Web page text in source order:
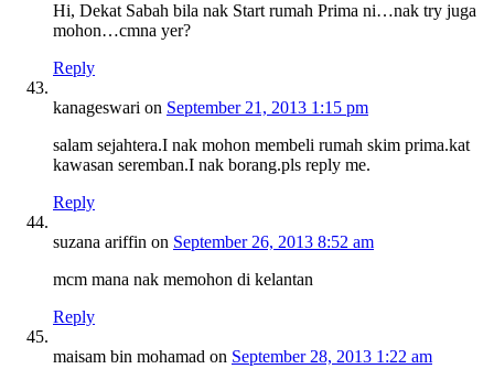
Hi, Dekat Sabah bila nak Start rumah Prima ni…nak try juga
mohon…cmna yer?
Reply
kanageswari on September 21, 2013 1:15 pm
salam sejahtera.I nak mohon membeli rumah skim prima.kat
kawasan seremban.I nak borang.pls reply me.
Reply
suzana ariffin on September 26, 2013 8:52 am
mcm mana nak memohon di kelantan
Reply
maisam bin mohamad on September 28, 2013 1:22 am